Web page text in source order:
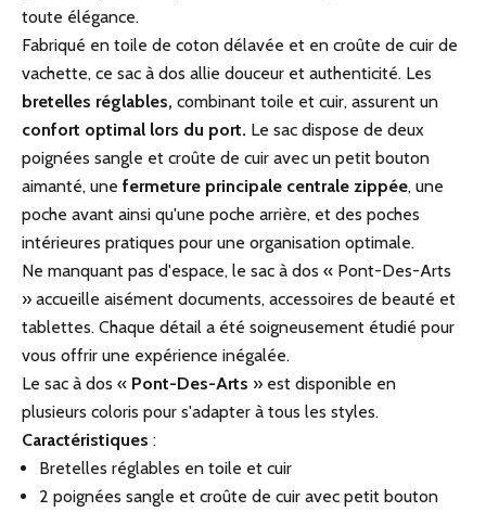
toute élégance.
Fabriqué en toile de coton délavée et en croûte de cuir de
vachette, ce sac à dos allie douceur et authenticité. Les
bretelles réglables, combinant toile et cuir, assurent un
confort optimal lors du port. Le sac dispose de deux
poignées sangle et croûte de cuir avec un petit bouton
aimanté, une fermeture principale centrale zippée, une
poche avant ainsi qu'une poche arrière, et des poches
intérieures pratiques pour une organisation optimale.
Ne manquant pas d'espace, le sac à dos « Pont-Des-Arts
» accueille aisément documents, accessoires de beauté et
tablettes. Chaque détail a été soigneusement étudié pour
vous offrir une expérience inégalée.
Le sac à dos « Pont-Des-Arts » est disponible en
plusieurs coloris pour s'adapter à tous les styles.
Caractéristiques :
Bretelles réglables en toile et cuir
2 poignées sangle et croûte de cuir avec petit bouton